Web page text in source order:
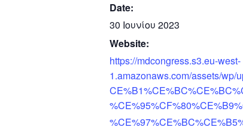
Date:
30 Ιουνίου 2023
Website:
https://mdcongress.s3.eu-west-
1.amazonaws.com/assets/